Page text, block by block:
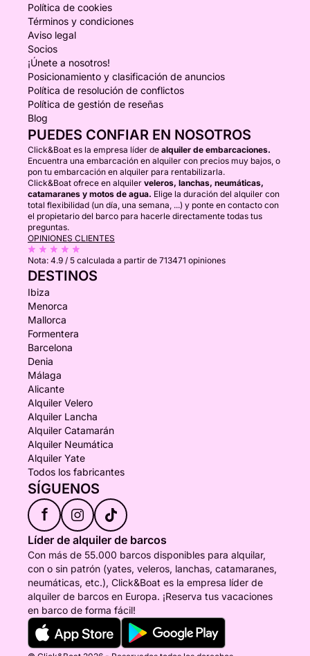
Política de cookies
Términos y condiciones
Aviso legal
Socios
¡Únete a nosotros!
Posicionamiento y clasificación de anuncios
Política de resolución de conflictos
Política de gestión de reseñas
Blog
PUEDES CONFIAR EN NOSOTROS
Click&Boat es la empresa líder de alquiler de embarcaciones.
Encuentra una embarcación en alquiler con precios muy bajos, o
pon tu embarcación en alquiler para rentabilizarla.
Click&Boat ofrece en alquiler veleros, lanchas, neumáticas,
catamaranes y motos de agua. Elige la duración del alquiler con
total flexibilidad (un día, una semana, ...) y ponte en contacto con
el propietario del barco para hacerle directamente todas tus
preguntas.
OPINIONES CLIENTES
Nota: 4.9 / 5 calculada a partir de 713471 opiniones
DESTINOS
Ibiza
Menorca
Mallorca
Formentera
Barcelona
Denia
Málaga
Alicante
Alquiler Velero
Alquiler Lancha
Alquiler Catamarán
Alquiler Neumática
Alquiler Yate
Todos los fabricantes
SÍGUENOS
f
Líder de alquiler de barcos
Con más de 55.000 barcos disponibles para alquilar,
con o sin patrón (yates, veleros, lanchas, catamaranes,
neumáticas, etc.), Click&Boat es la empresa líder de
alquiler de barcos en Europa. ¡Reserva tus vacaciones
en barco de forma fácil!